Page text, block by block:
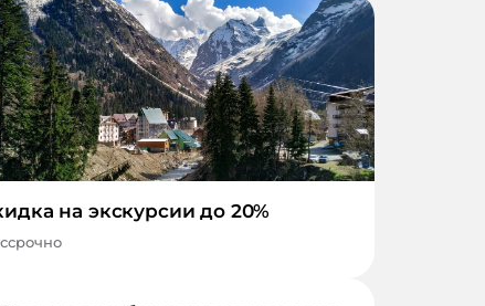
на экскурсии до 20%